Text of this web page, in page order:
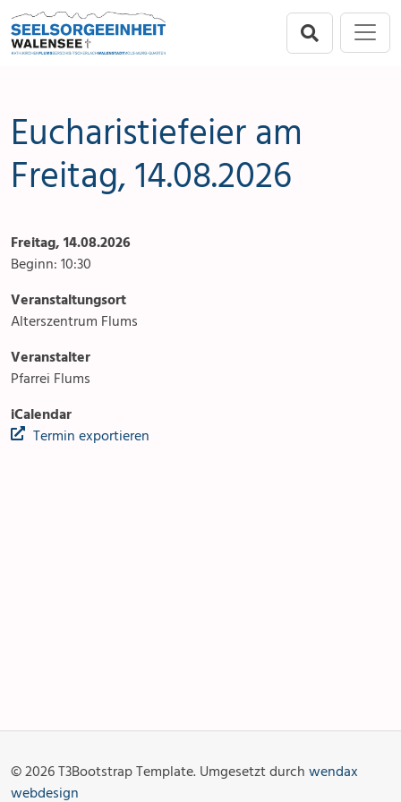
Direkt zur Hauptnavigation springen
Direkt zum Inhalt springen
Eucharistiefeier am
Freitag, 14.08.2026
Freitag, 14.08.2026
Beginn: 10:30
Veranstaltungsort
Alterszentrum Flums
Veranstalter
Pfarrei Flums
iCalendar
Termin exportieren
© 2026 T3Bootstrap Template. Umgesetzt durch wendax
webdesign
Menu
Berschis-Tscherlach
Mols-Murg-Quarten
Seelsorgeeinheit
Angebote & Sakramente
Kontakte
Aktuelles & Fotogalerie
Links
Angebot & Sakramente
Aktuelles
Fotogalerie
Links